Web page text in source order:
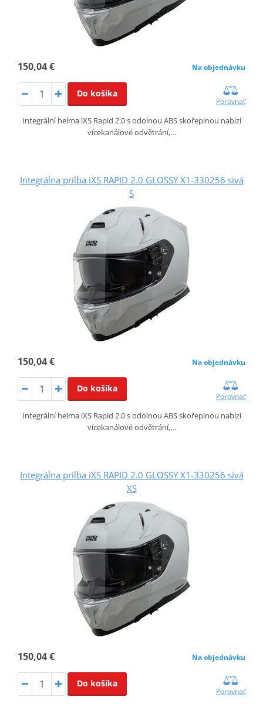
150,04 € Na objednávku
Do košíka
Porovnať
Integrální helma iXS Rapid 2.0 s odolnou ABS skořepinou nabízí
vícekanálové odvětrání,…
Integrálna prilba iXS RAPID 2.0 GLOSSY X1-330256 sivá
S
150,04 € Na objednávku
Do košíka
Porovnať
Integrální helma iXS Rapid 2.0 s odolnou ABS skořepinou nabízí
vícekanálové odvětrání,…
Integrálna prilba iXS RAPID 2.0 GLOSSY X1-330256 sivá
XS
150,04 € Na objednávku
Do košíka
Porovnať